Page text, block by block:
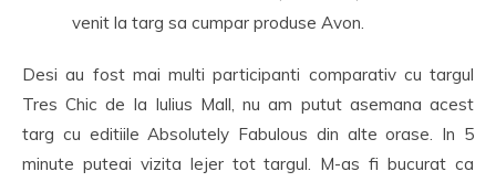
venit la targ sa cumpar produse Avon.
Desi au fost mai multi participanti comparativ cu targul
Tres Chic de la Iulius Mall, nu am putut asemana acest
targ cu editiile Absolutely Fabulous din alte orase. In 5
minute puteai vizita lejer tot targul. M-as fi bucurat ca